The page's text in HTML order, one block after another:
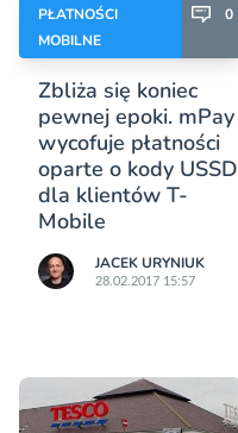
PŁATNOŚCI
MOBILNE
0
Zbliża się koniec
pewnej epoki. mPay
wycofuje płatności
oparte o kody USSD
dla klientów T-
Mobile
JACEK URYNIUK
28.02.2017 15:57